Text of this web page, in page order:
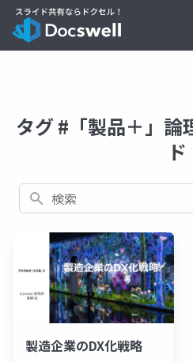
タグ #「製品＋」論
ド
検索
製造企業のDX化戦略